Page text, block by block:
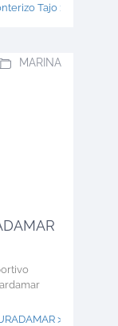
Tajo >
MARINA
>